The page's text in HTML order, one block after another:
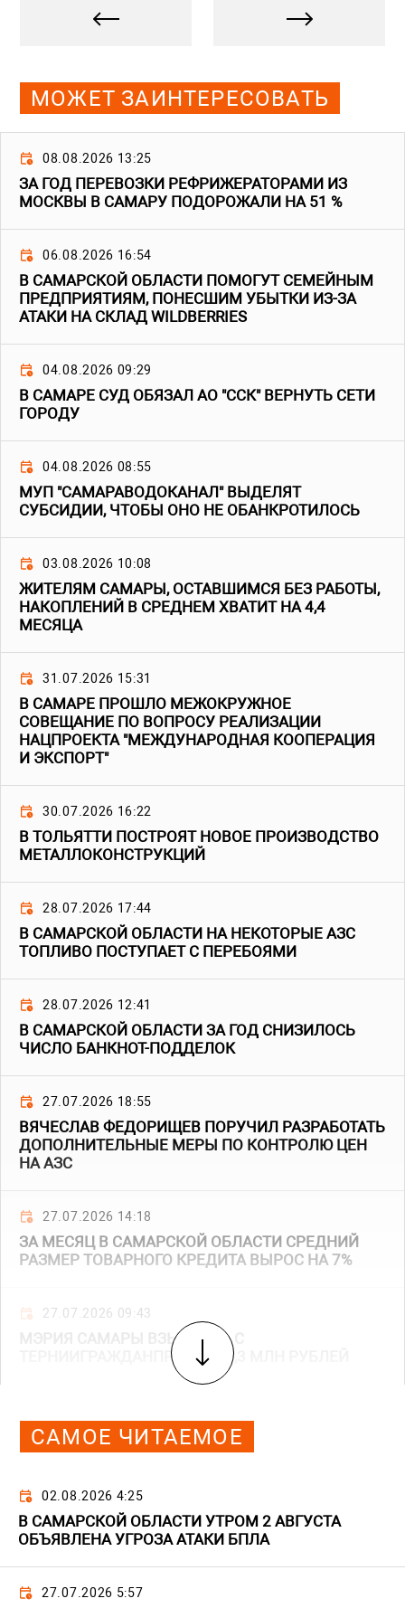
МОЖЕТ ЗАИНТЕРЕСОВАТЬ
08.08.2026 13:25
ЗА ГОД ПЕРЕВОЗКИ РЕФРИЖЕРАТОРАМИ ИЗ
МОСКВЫ В САМАРУ ПОДОРОЖАЛИ НА 51 %
06.08.2026 16:54
В САМАРСКОЙ ОБЛАСТИ ПОМОГУТ СЕМЕЙНЫМ
ПРЕДПРИЯТИЯМ, ПОНЕСШИМ УБЫТКИ ИЗ-ЗА
АТАКИ НА СКЛАД WILDBERRIES
04.08.2026 09:29
В САМАРЕ СУД ОБЯЗАЛ АО "ССК" ВЕРНУТЬ СЕТИ
ГОРОДУ
04.08.2026 08:55
МУП "САМАРАВОДОКАНАЛ" ВЫДЕЛЯТ
СУБСИДИИ, ЧТОБЫ ОНО НЕ ОБАНКРОТИЛОСЬ
03.08.2026 10:08
ЖИТЕЛЯМ САМАРЫ, ОСТАВШИМСЯ БЕЗ РАБОТЫ,
НАКОПЛЕНИЙ В СРЕДНЕМ ХВАТИТ НА 4,4
МЕСЯЦА
31.07.2026 15:31
В САМАРЕ ПРОШЛО МЕЖОКРУЖНОЕ
СОВЕЩАНИЕ ПО ВОПРОСУ РЕАЛИЗАЦИИ
НАЦПРОЕКТА "МЕЖДУНАРОДНАЯ КООПЕРАЦИЯ
И ЭКСПОРТ"
30.07.2026 16:22
В ТОЛЬЯТТИ ПОСТРОЯТ НОВОЕ ПРОИЗВОДСТВО
МЕТАЛЛОКОНСТРУКЦИЙ
28.07.2026 17:44
В САМАРСКОЙ ОБЛАСТИ НА НЕКОТОРЫЕ АЗС
ТОПЛИВО ПОСТУПАЕТ С ПЕРЕБОЯМИ
28.07.2026 12:41
В САМАРСКОЙ ОБЛАСТИ ЗА ГОД СНИЗИЛОСЬ
ЧИСЛО БАНКНОТ-ПОДДЕЛОК
27.07.2026 18:55
ВЯЧЕСЛАВ ФЕДОРИЩЕВ ПОРУЧИЛ РАЗРАБОТАТЬ
ДОПОЛНИТЕЛЬНЫЕ МЕРЫ ПО КОНТРОЛЮ ЦЕН
НА АЗС
27.07.2026 14:18
ЗА МЕСЯЦ В САМАРСКОЙ ОБЛАСТИ СРЕДНИЙ
РАЗМЕР ТОВАРНОГО КРЕДИТА ВЫРОС НА 7%
27.07.2026 09:43
МЭРИЯ САМАРЫ ВЗЫСКАЛА С
ТЕРНИИГРАЖДАНПРОЕКТ 85,3 МЛН РУБЛЕЙ
САМОЕ ЧИТАЕМОЕ
02.08.2026 4:25
В САМАРСКОЙ ОБЛАСТИ УТРОМ 2 АВГУСТА
ОБЪЯВЛЕНА УГРОЗА АТАКИ БПЛА
27.07.2026 5:57